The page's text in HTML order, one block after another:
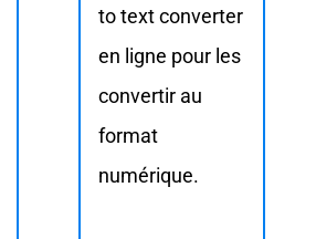
to text converter
en ligne pour les
convertir au
format
numérique.